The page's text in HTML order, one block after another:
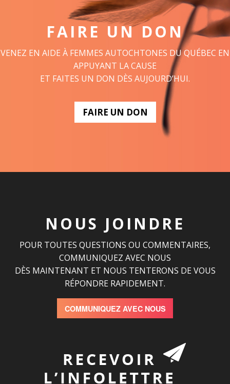
FAIRE UN DON
VENEZ EN AIDE À FEMMES AUTOCHTONES DU QUÉBEC EN
APPUYANT LA CAUSE
ET FAITES UN DON DÈS AUJOURD’HUI.
FAIRE UN DON
NOUS JOINDRE
POUR TOUTES QUESTIONS OU COMMENTAIRES,
COMMUNIQUEZ AVEC NOUS
DÈS MAINTENANT ET NOUS TENTERONS DE VOUS
RÉPONDRE RAPIDEMENT.
COMMUNIQUEZ AVEC NOUS